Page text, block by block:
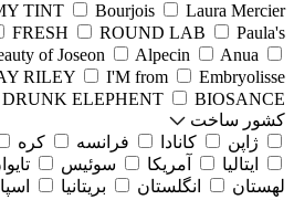
TINT Bourjois
Laura Mercier
FRESH ROUND LAB
Paula's
of Joseon Alpecin
Anua
RILEY I'M from
Embryolisse
DRUNK ELEPHENT
BIOSANCE
کشور ساخت
ژاپن
کانادا فرانسه کره
ایتالیا
آمریکا سوئیس
لهستان
انگلستان بریتانیا